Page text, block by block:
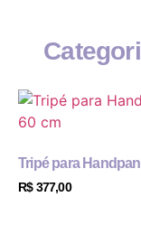
Tripé para
R$377,00